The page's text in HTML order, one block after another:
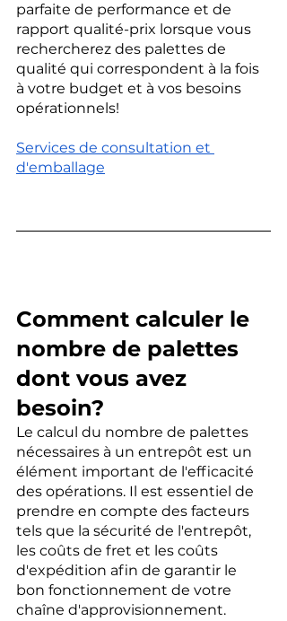
parfaite de performance et de
rapport qualité-prix lorsque vous
rechercherez des palettes de
qualité qui correspondent à la fois
à votre budget et à vos besoins
opérationnels!
Services de consultation et
d'emballage
Comment calculer le
nombre de palettes
dont vous avez
besoin?
Le calcul du nombre de palettes
nécessaires à un entrepôt est un
élément important de l'efficacité
des opérations. Il est essentiel de
prendre en compte des facteurs
tels que la sécurité de l'entrepôt,
les coûts de fret et les coûts
d'expédition afin de garantir le
bon fonctionnement de votre
chaîne d'approvisionnement.